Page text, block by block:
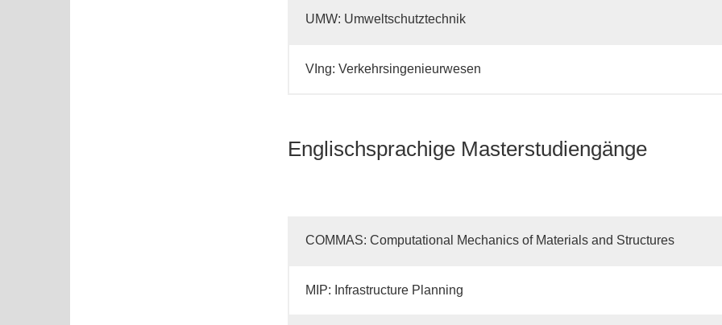
UMW: Umweltschutztechnik
VIng: Verkehrsingenieurwesen
Englischsprachige Masterstudiengänge
COMMAS: Computational Mechanics of Materials and Structures
MIP: Infrastructure Planning